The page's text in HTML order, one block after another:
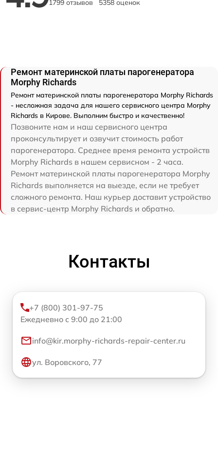
1799 отзывов 5358 оценок
Ремонт материнской платы парогенератора
Morphy Richards
Ремонт материнской платы парогенератора Morphy Richards
- несложная задача для нашего сервисного центра Morphy
Richards в Кирове. Выполним быстро и качественно!
Позвоните нам и наш сервисного центра
проконсультирует и озвучит стоимость работ
парогенератора. Среднее время ремонта устройств
Morphy Richards в нашем сервисном - 2 часа.
Ремонт материнской платы парогенератора Morphy
Richards выполняется на выезде, если не требует
сложного ремонта. Наш курьер доставит устройство
в сервис-центр Morphy Richards и обратно.
Контакты
+7 (800) 301-97-75
Ежедневно с 9:00 до 21:00
info@kir.morphy-richards-repair-center.ru
ул. Воровского, 77